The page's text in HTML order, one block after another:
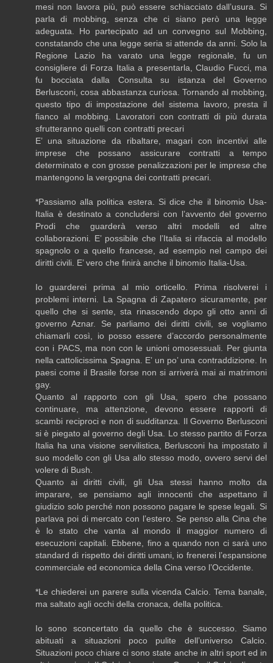
mesi non lavora più, può essere schiacciato dall’usura. Si
parla di mobbing, senza che ci siano però una legge
adeguata. Ho partecipato ad un convegno sul Mobbing,
constatando che una legge seria si attende da anni. Solo la
Regione Lazio ha varato una legge regionale, fu un
consigliere di Forza Italia a presentarla, Claudio Fucci, ma
fu bocciata dalla Consulta su istanza del Governo
Berlusconi, cosa abbastanza curiosa. Tornando al mobbing,
questo tipo di impostazione del sistema lavoro, presta il
fianco al mobbing. Lavoratori con contratti di più durata
sfrutteranno quelli con contratti precari
E’ una situazione da ribaltare, magari con incentivi alle
imprese che possano assicurare contratti a tempo
determinato e con grosse penalizzazioni per le imprese che
mantengono la vergogna dei contratti precari.
*Passiamo alla politica estera. Si dice che il binomio Usa-
Italia è destinato a concludersi con l’avvento del governo
Prodi che guarderà verso altri modelli ed altre
collaborazioni. E’ possibile che l’Italia si rifaccia al modello
spagnolo o a quello francese, ad esempio nel campo dei
diritti civili. E’ vero che finirà anche il binomio Italia-Usa.
Io guarderei prima al mio orticello. Prima risolverei i
problemi interni. La Spagna di Zapatero sicuramente, per
quello che si sente, sta rinascendo dopo gli otto anni di
governo Aznar. Se parliamo dei diritti civili, se vogliamo
chiamarli così, io posso essere d’accordo personalmente
con i PACS, ma non con le unioni omosessuali. Per giunta
nella cattolicissima Spagna. E’ un po’ una contraddizione. In
paesi come il Brasile forse non si arriverà mai ai matrimoni
gay.
Quanto al rapporto con gli Usa, spero che possano
continuare, ma attenzione, devono essere rapporti di
scambi reciproci e non di sudditanza. Il Governo Berlusconi
si è piegato al governo degli Usa. Lo stesso partito di Forza
Italia ha una visione servilistica, Berlusconi ha impostato il
suo modello con gli Usa allo stesso modo, ovvero servi del
volere di Bush.
Quanto ai diritti civili, gli Usa stessi hanno molto da
imparare, se pensiamo agli innocenti che aspettano il
giudizio solo perché non possono pagare le spese legali. Si
parlava poi di mercato con l’estero. Se penso alla Cina che
è lo stato che vanta al mondo il maggior numero di
esecuzioni capitali. Ebbene, fino a quando non ci sarà uno
standard di rispetto dei diritti umani, io frenerei l’espansione
commerciale ed economica della Cina verso l’Occidente.
*Le chiederei un parere sulla vicenda Calcio. Tema banale,
ma saltato agli occhi della cronaca, della politica.
Io sono sconcertato da quello che è successo. Siamo
abituati a situazioni poco pulite dell’universo Calcio.
Situazioni poco chiare ci sono state anche in altri sport ed in